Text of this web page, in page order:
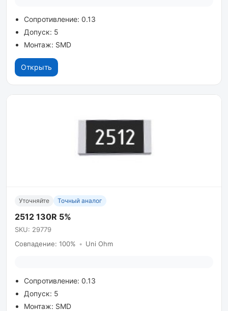
Сопротивление: 0.13
Допуск: 5
Монтаж: SMD
Открыть
Уточняйте Точный аналог
2512 130R 5%
SKU: 29779
Совпадение: 100% • Uni Ohm
Сопротивление: 0.13
Допуск: 5
Монтаж: SMD